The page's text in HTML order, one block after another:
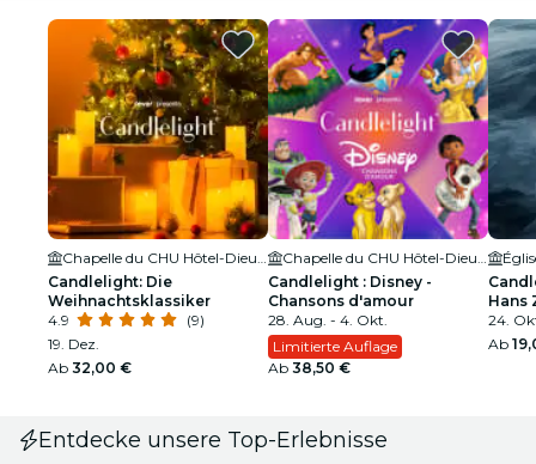
Candlelight: Die
Weihnachtsklassiker
4.9
(9)
19. Dez.
Ab 32,00 €
Candlelight : Disney -
Chansons d'amour
28. Aug. - 4. Okt.
Limitierte Auflage
Ab 38,50 €
Hans
24.
Ab
Entdecke unsere Top-Erlebnisse